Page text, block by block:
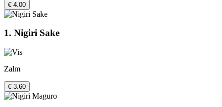
€ 4.00
1. Nigiri Sake
Zalm
€ 3.60